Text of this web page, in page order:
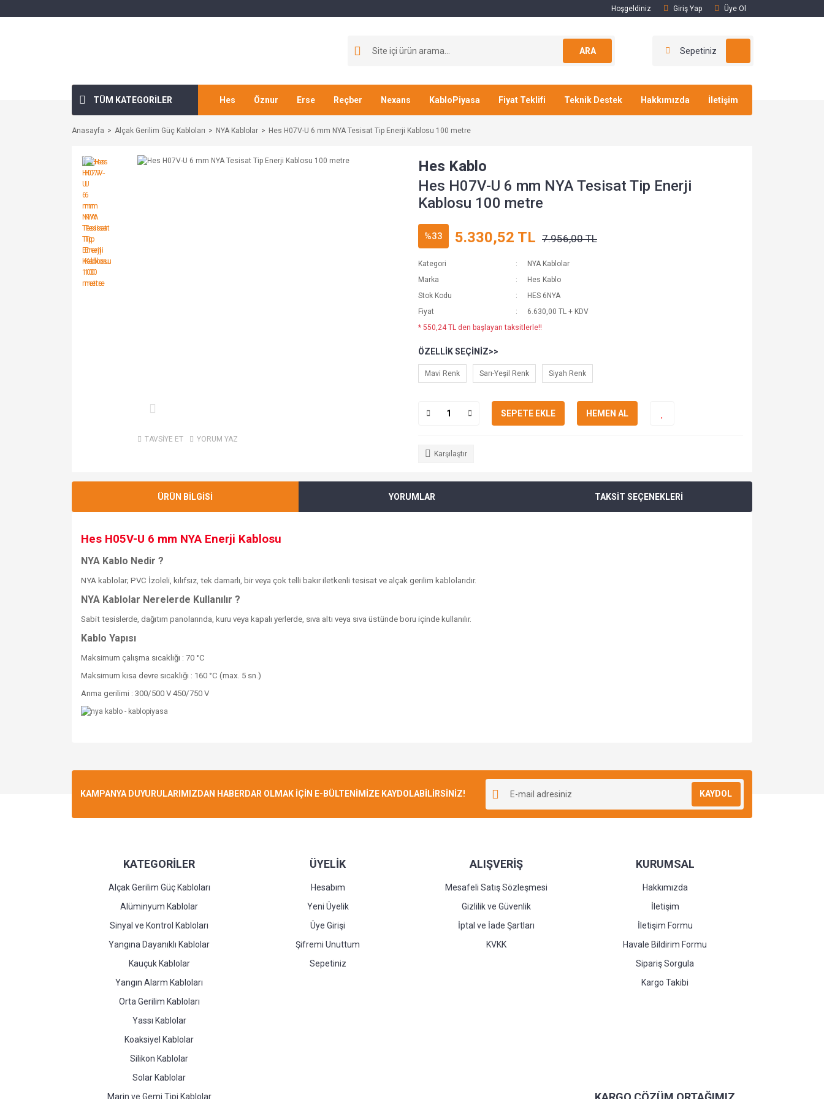
Hoşgeldiniz Giriş Yap Üye Ol
ARA Sepetiniz
TÜM KATEGORİLER Hes Öznur Erse Reçber Nexans KabloPiyasa Fiyat Teklifi Teknik Destek Hakkımızda İletişim
Anasayfa Alçak Gerilim Güç Kabloları NYA Kablolar Hes H07V-U 6 mm NYA Tesisat Tip Enerji Kablosu 100 metre
TAVSİYE ET YORUM YAZ
Hes Kablo
Hes H07V-U 6 mm NYA Tesisat Tip Enerji
Kablosu 100 metre
%33 5.330,52 TL 7.956,00 TL
Kategori
NYA Kablolar
Marka
Hes Kablo
Stok Kodu
HES 6NYA
Fiyat
6.630,00 TL + KDV
* 550,24 TL den başlayan taksitlerle!!
ÖZELLIK SEÇINIZ>>
Mavi Renk Sarı-Yeşil Renk Siyah Renk
SEPETE EKLE HEMEN AL
Karşılaştır
ÜRÜN BİLGİSİ YORUMLAR TAKSİT SEÇENEKLERİ
Hes H05V-U 6 mm NYA Enerji Kablosu
NYA Kablo Nedir ?
NYA kablolar; PVC İzoleli, kılıfsız, tek damarlı, bir veya çok telli bakır iletkenli tesisat ve alçak gerilim kablolarıdır.
NYA Kablolar Nerelerde Kullanılır ?
Sabit tesislerde, dağıtım panolarında, kuru veya kapalı yerlerde, sıva altı veya sıva üstünde boru içinde kullanılır.
Kablo Yapısı
Maksimum çalışma sıcaklığı : 70 °C
Maksimum kısa devre sıcaklığı : 160 °C (max. 5 sn.)
Anma gerilimi : 300/500 V 450/750 V
KAMPANYA DUYURULARIMIZDAN HABERDAR OLMAK İÇİN E-BÜLTENİMİZE KAYDOLABİLİRSİNİZ! KAYDOL
KATEGORİLER
Alçak Gerilim Güç Kabloları
Alüminyum Kablolar
Sinyal ve Kontrol Kabloları
Yangına Dayanıklı Kablolar
Kauçuk Kablolar
Yangın Alarm Kabloları
Orta Gerilim Kabloları
Yassı Kablolar
Koaksiyel Kablolar
Silikon Kablolar
Solar Kablolar
Marin ve Gemi Tipi Kablolar
ÜYELİK
Hesabım
Yeni Üyelik
Üye Girişi
Şifremi Unuttum
Sepetiniz
ALIŞVERİŞ
Mesafeli Satış Sözleşmesi
Gizlilik ve Güvenlik
İptal ve İade Şartları
KVKK
KURUMSAL
Hakkımızda
İletişim
İletişim Formu
Havale Bildirim Formu
Sipariş Sorgula
Kargo Takibi